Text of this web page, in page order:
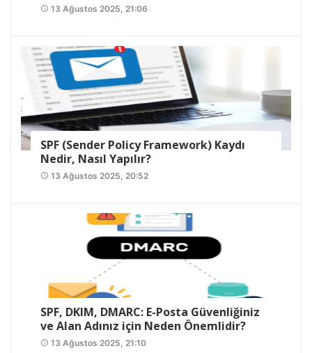
access_time 13 Ağustos 2025, 21:06
SPF (Sender Policy Framework) Kaydı
Nedir, Nasıl Yapılır?
access_time 13 Ağustos 2025, 20:52
SPF, DKIM, DMARC: E-Posta Güvenliğiniz
ve Alan Adınız için Neden Önemlidir?
access_time 13 Ağustos 2025, 21:10